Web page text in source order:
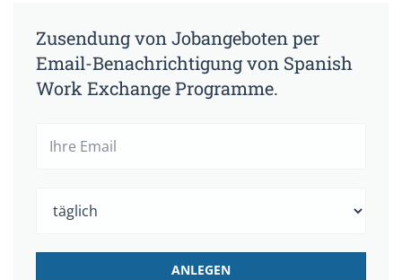
Zusendung von Jobangeboten per
Email-Benachrichtigung von Spanish
Work Exchange Programme.